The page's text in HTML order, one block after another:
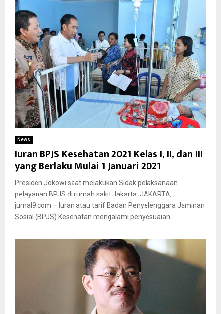
News
Iuran BPJS Kesehatan 2021 Kelas I, II, dan III
yang Berlaku Mulai 1 Januari 2021
Presiden Jokowi saat melakukan Sidak pelaksanaan
pelayanan BPJS di rumah sakit Jakarta. JAKARTA,
jurnal9.com – Iuran atau tarif Badan Penyelenggara Jaminan
Sosial (BPJS) Kesehatan mengalami penyesuaian...